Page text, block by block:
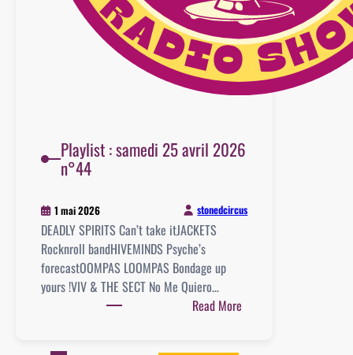
Playlist : samedi 25 avril 2026
n°44
1 mai 2026 stonedcircus
DEADLY SPIRITS Can’t take itJACKETS
Rocknroll bandHIVEMINDS Psyche’s
forecastOOMPAS LOOMPAS Bondage up
yours !VIV & THE SECT No Me Quiero…
Read More